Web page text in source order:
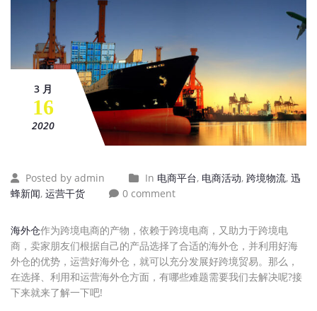
3 月
16
2020
Posted by admin In 电商平台, 电商活动, 跨境物流, 迅
蜂新闻, 运营干货 0 comment
海外仓作为跨境电商的产物，依赖于跨境电商，又助力于跨境电
商，卖家朋友们根据自己的产品选择了合适的海外仓，并利用好海
外仓的优势，运营好海外仓，就可以充分发展好跨境贸易。那么，
在选择、利用和运营海外仓方面，有哪些难题需要我们去解决呢?接
下来就来了解一下吧!